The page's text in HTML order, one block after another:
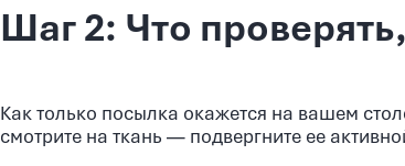
Шаг 2: Что
Как только посылка окажется на вашем
смотрите на ткань — подвергните ее